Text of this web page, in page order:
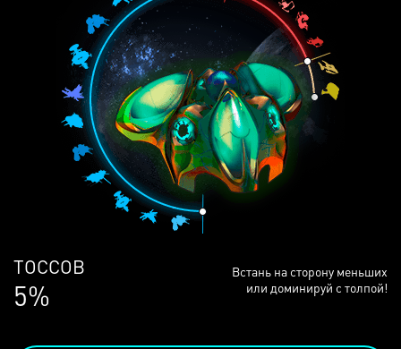
ЛЮДЕЙ
68%
Встань на сторону меньших
или доминируй с толпой!